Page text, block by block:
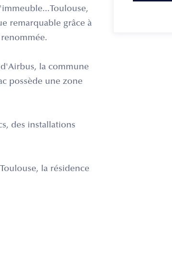
remarquable grâce à
la commune
possède une zone
des installations
la résidence